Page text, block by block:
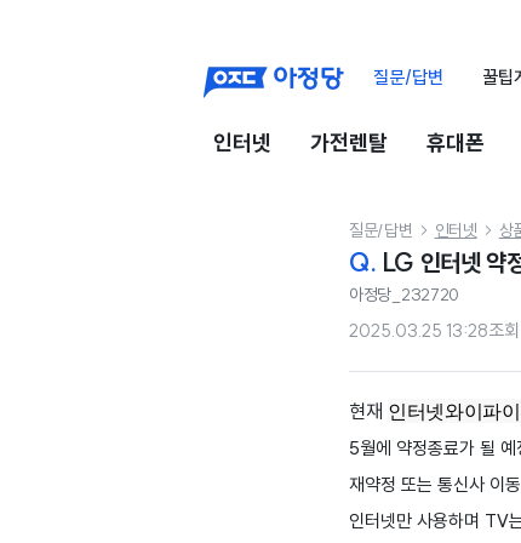
질문/답변 꿀팁
인터넷 가전렌탈 휴대폰
질문/답변  인터넷  상
Q. LG 인터넷 약
아정당_232720
2025.03.25 13:28조회
현재 인터넷와이파
5월에 약정종료가 될 예
재약정 또는 통신사 이
인터넷만 사용하며 TV